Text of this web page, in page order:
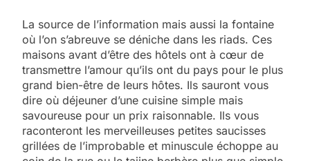
La source de l’information mais aussi la fontaine
où l’on s’abreuve se déniche dans les riads. Ces
maisons avant d’être des hôtels ont à cœur de
transmettre l’amour qu’ils ont du pays pour le plus
grand bien-être de leurs hôtes. Ils sauront vous
dire où déjeuner d’une cuisine simple mais
savoureuse pour un prix raisonnable. Ils vous
raconteront les merveilleuses petites saucisses
grillées de l’improbable et minuscule échoppe au